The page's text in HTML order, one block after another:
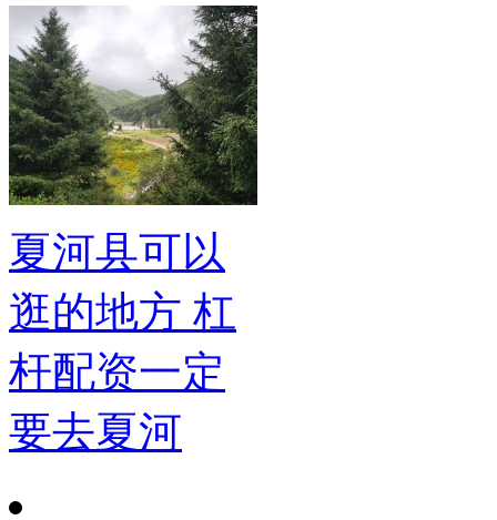
夏河县可以
逛的地方 杠
杆配资一定
要去夏河